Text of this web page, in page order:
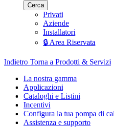
Cerca
Privati
Aziende
Installatori
🔒 Area Riservata
Indietro Torna a Prodotti & Servizi
La nostra gamma
Applicazioni
Cataloghi e Listini
Incentivi
Configura la tua pompa di
Assistenza e supporto